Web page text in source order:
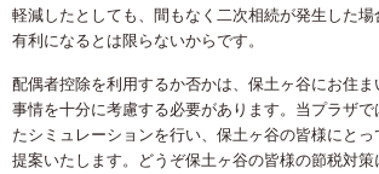
軽減したとしても、間もなく二次相続が発生した場
有利になるとは限らないからです。
配偶者控除を利用するか否かは、保土ヶ谷にお住
事情を十分に考慮する必要があります。当プラザで
たシミュレーションを行い、保土ヶ谷の皆様にと
提案いたします。どうぞ保土ヶ谷の皆様の節税対策